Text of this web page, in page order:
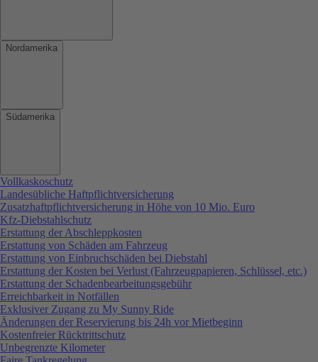
Nordamerika
Südamerika
Vollkaskoschutz
Landesübliche Haftpflichtversicherung
Zusatzhaftpflichtversicherung in Höhe von 10 Mio. Euro
Kfz-Diebstahlschutz
Erstattung der Abschleppkosten
Erstattung von Schäden am Fahrzeug
Erstattung von Einbruchschäden bei Diebstahl
Erstattung der Kosten bei Verlust (Fahrzeugpapieren, Schlüssel, etc.)
Erstattung der Schadenbearbeitungsgebühr
Erreichbarkeit in Notfällen
Exklusiver Zugang zu My Sunny Ride
Änderungen der Reservierung bis 24h vor Mietbeginn
Kostenfreier Rücktrittschutz
Unbegrenzte Kilometer